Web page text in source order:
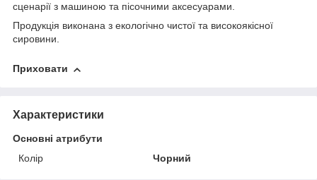
сценарії з машиною та пісочними аксесуарами.
Продукція виконана з екологічно чистої та високоякісної
сировини.
Приховати
Характеристики
Основні атрибути
Колір
Чорний